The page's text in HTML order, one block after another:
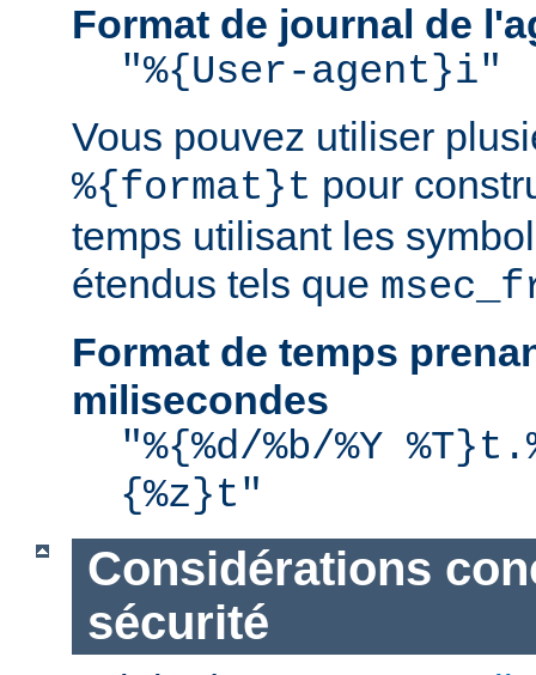
Format de journal de
"%{User-agent}i"
Vous pouvez utiliser
%{format}t pour
temps utilisant les
étendus tels que
Format de temps
milisecondes
"%{%d/%b/%Y
{%z}t"
Considérations
sécurité